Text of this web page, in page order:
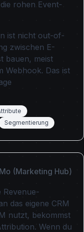
rohen Event-
ist nicht out-of-
zwischen E-
bauen, meist
Webhook. Das ist
Segmentierung
(Marketing Hub)
Revenue-
das eigene CRM
nutzt, bekommst
Wenn du